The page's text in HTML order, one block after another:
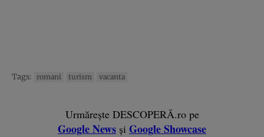
Tags: romani turism vacanta
Urmărește DESCOPERĂ.ro pe
Google News și Google Showcase